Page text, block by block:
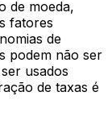
de moeda,
fatores
de
podem não ser
usados
de taxas é